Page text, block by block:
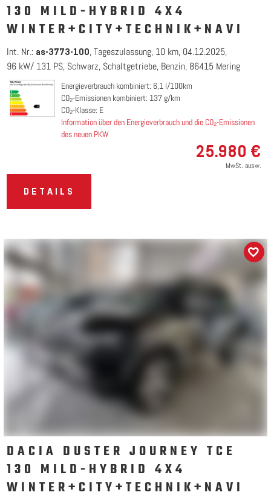
130 MILD-HYBRID 4X4
WINTER+CITY+TECHNIK+NAVI
Int. Nr.: as-3773-100 Tageszulassung 10 km 04.12.2025
96 kW/ 131 PS Schwarz Schaltgetriebe Benzin 86415 Mering
Energieverbrauch kombiniert: 6,1 l/100km
CO₂-Emissionen kombiniert: 137 g/km
CO₂-Klasse: E
Information über den Energieverbrauch und die CO₂-Emissionen
des neuen PKW
25.980 €
MwSt. ausw.
DETAILS
DACIA DUSTER JOURNEY TCE
130 MILD-HYBRID 4X4
WINTER+CITY+TECHNIK+NAVI